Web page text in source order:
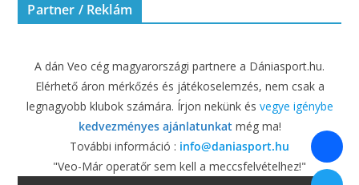
Partner / Reklám
A dán Veo cég magyarországi partnere a Dániasport.hu.
Elérhető áron mérkőzés és játékoselemzés, nem csak a
legnagyobb klubok számára. Írjon nekünk és vegye igénybe
kedvezményes ajánlatunkat még ma!
További információ : info@daniasport.hu
"Veo-Már operatőr sem kell a meccsfelvételhez!"